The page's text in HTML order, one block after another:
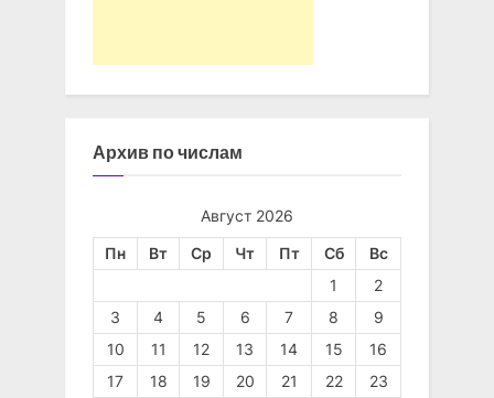
Архив по числам
Август 2026
Пн Вт Ср Чт Пт Сб
Вс
1
2
3
4 5 6 7 8
9
10
11 12 13 14 15
16
17
18 19 20 21 22
23